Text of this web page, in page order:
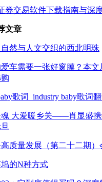
券交易软件下载指南与深
文章
然与人文交织的西北明珠
车需要一张好窗膜？本
歌词_industry baby歌词
魂 大爱暖乡关——肖显盛
质量发展（第二十二期
的N种方式